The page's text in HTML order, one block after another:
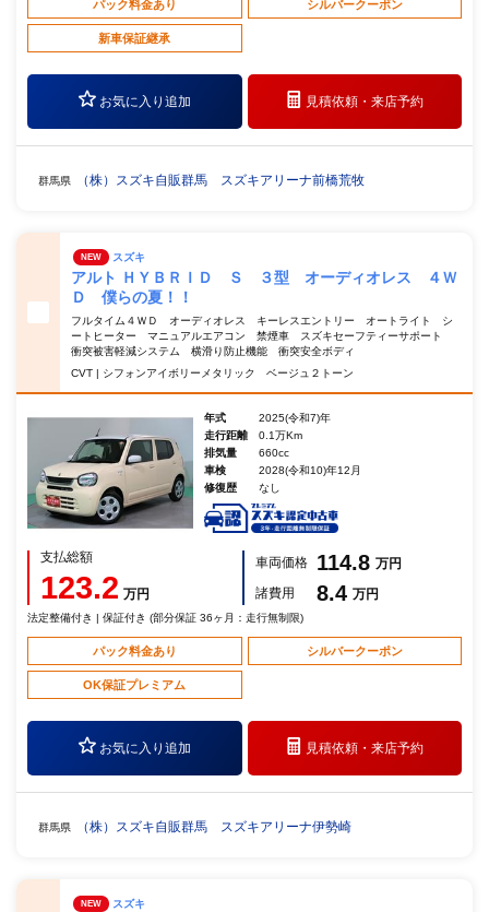
パック料金あり シルバークーポン
新車保証継承
お気に入り追加 見積依頼・来店予約
群馬県 （株）スズキ自販群馬 スズキアリーナ前橋荒牧
NEW スズキ
アルト ＨＹＢＲＩＤ Ｓ ３型 オーディオレス ４Ｗ
Ｄ 僕らの夏！！
フルタイム４ＷＤ オーディオレス キーレスエントリー オートライト シ
ートヒーター マニュアルエアコン 禁煙車 スズキセーフティーサポート
衝突被害軽減システム 横滑り防止機能 衝突安全ボディ
CVT | シフォンアイボリーメタリック ベージュ２トーン
年式
2025(令和7)年
走行距離
0.1万Km
排気量
660cc
車検
2028(令和10)年12月
修復歴
なし
支払総額
123.2 万円
車両価格 114.8 万円
諸費用
8.4 万円
法定整備付き | 保証付き (部分保証 36ヶ月：走行無制限)
パック料金あり シルバークーポン
OK保証プレミアム
お気に入り追加 見積依頼・来店予約
群馬県 （株）スズキ自販群馬 スズキアリーナ伊勢崎
NEW スズキ